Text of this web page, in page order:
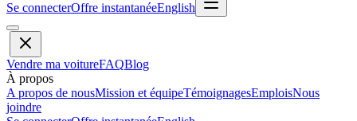
Se connecterOffre instantanéeEnglish
Vendre ma voitureFAQBlog
À propos
A propos de nousMission et équipeTémoignagesEmploisNous
joindre